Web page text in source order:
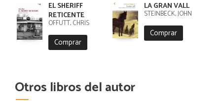
EL SHERIFF
RETICENTE
OFFUTT, CHRIS
Comprar
LA GRAN VALL
STEINBECK, JOHN
Comprar
Otros libros del autor